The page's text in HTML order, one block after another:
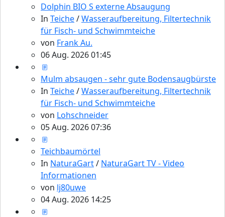
Dolphin BIO S externe Absaugung
In Teiche/Wasseraufbereitung, Filtertechnik
für Fisch- und Schwimmteiche
von Frank Au.
06 Aug. 2026 01:45
Mulm absaugen - sehr gute Bodensaugbürste
In Teiche/Wasseraufbereitung, Filtertechnik
für Fisch- und Schwimmteiche
von Lohschneider
05 Aug. 2026 07:36
Teichbaumörtel
In NaturaGart/ NaturaGart TV - Video
Informationen
von lj80uwe
04 Aug. 2026 14:25